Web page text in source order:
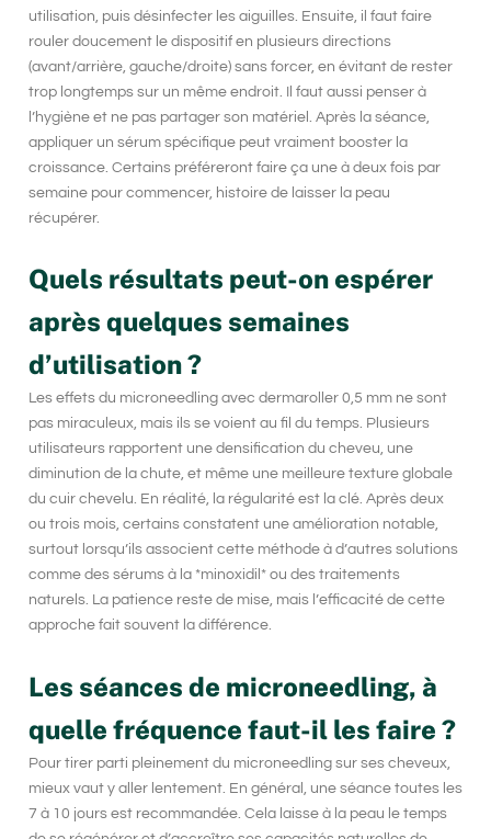
utilisation, puis désinfecter les aiguilles. Ensuite, il faut faire
rouler doucement le dispositif en plusieurs directions
(avant/arrière, gauche/droite) sans forcer, en évitant de rester
trop longtemps sur un même endroit. Il faut aussi penser à
l’hygiène et ne pas partager son matériel. Après la séance,
appliquer un sérum spécifique peut vraiment booster la
croissance. Certains préféreront faire ça une à deux fois par
semaine pour commencer, histoire de laisser la peau
récupérer.
Quels résultats peut-on espérer
après quelques semaines
d’utilisation ?
Les effets du microneedling avec dermaroller 0,5 mm ne sont
pas miraculeux, mais ils se voient au fil du temps. Plusieurs
utilisateurs rapportent une densification du cheveu, une
diminution de la chute, et même une meilleure texture globale
du cuir chevelu. En réalité, la régularité est la clé. Après deux
ou trois mois, certains constatent une amélioration notable,
surtout lorsqu’ils associent cette méthode à d’autres solutions
comme des sérums à la *minoxidil* ou des traitements
naturels. La patience reste de mise, mais l’efficacité de cette
approche fait souvent la différence.
Les séances de microneedling, à
quelle fréquence faut-il les faire ?
Pour tirer parti pleinement du microneedling sur ses cheveux,
mieux vaut y aller lentement. En général, une séance toutes les
7 à 10 jours est recommandée. Cela laisse à la peau le temps